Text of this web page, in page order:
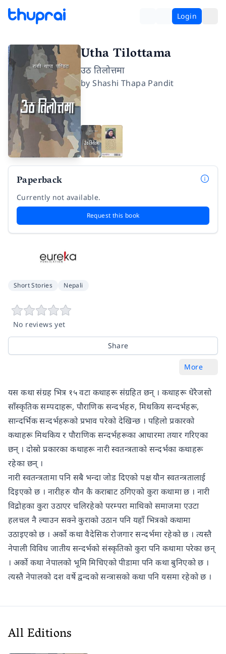
Login
Utha Tilottama
उठ तिलोत्तमा
byShashi Thapa Pandit
Paperback
Currently not available.
Request this book
Short Stories Nepali
No reviews yet
Share
More
यस कथा संग्रह भित्र १५ वटा कथाहरू संग्रहित छन् । कथाहरू धेरैजसो
साँस्कृतिक सम्पदाहरू, पौराणिक सन्दर्भहरु, मिथकिय सन्दर्भहरू,
सान्दर्भिक सन्दर्भहरूको प्रभाव परेको देखिन्छ । पहिलो प्रकारको
कथाहरू मिथकिय र पौराणिक सन्दर्भहरूका आधारमा तयार गरिएका
छन् । दोस्रो प्रकारका कथाहरू नारी स्वतन्त्रताको सन्दर्भका कथाहरू
रहेका छन् ।
नारी स्वतन्त्रतामा पनि सबै भन्दा जोड दिएको पक्ष यौन स्वतन्त्रतालाई
दिइएको छ । नारीहरु यौन कै कराबाट ठगिएको कुरा कथामा छ । नारी
विद्रोहका कुरा उठाएर चलिरहेको परम्परा माथिको समाजमा एउटा
हलचल नै ल्याउन सक्ने कुराको उठान पनि यहाँ भित्रको कथामा
उठाइएको छ । अर्काे कथा वैदेसिक रोजगार सन्दर्भमा रहेको छ । त्यस्तै
नेपाली विविध जातीय सन्दर्भको संस्कृतिको कुरा पनि कथामा परेका छन्
। अर्काे कथा नेपालको भूमि मिचिएको पीडामा पनि कथा बुनिएको छ ।
त्यस्तै नेपालको दश वर्षे द्वन्दको सन्त्रासको कथा पनि यसमा रहेको छ ।
All Editions